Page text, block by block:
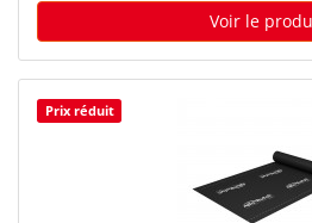
Voir le
Prix réduit